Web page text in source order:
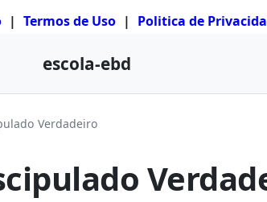
| Termos de Uso | Politica de
escola-ebd
Verdadeiro